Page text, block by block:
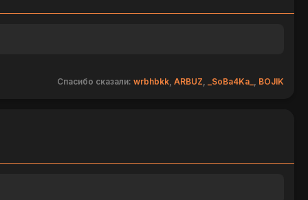
Спасибо сказали: wrbhbkk, ARBUZ, _SoBa4Ka_ , BOJIK